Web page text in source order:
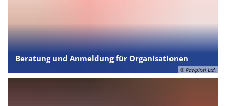
© Rawpixel Ltd.
Beratung und Anmeldung für Organisationen